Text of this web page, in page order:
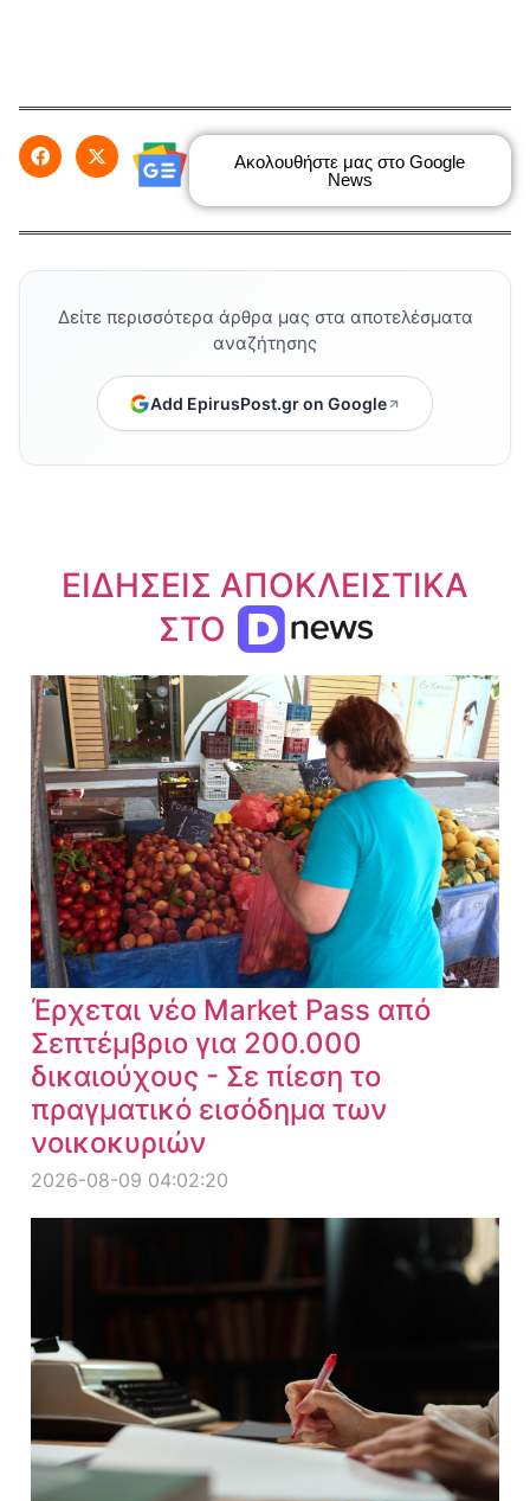
Ακολουθήστε μας στο Google
News
Δείτε περισσότερα άρθρα μας στα αποτελέσματα
αναζήτησης
Add EpirusPost.gr on Google
ΕΙΔΗΣΕΙΣ ΑΠΟΚΛΕΙΣΤΙΚΑ
ΣΤΟ
Έρχεται νέο Market Pass από
Σεπτέμβριο για 200.000
δικαιούχους - Σε πίεση το
πραγματικό εισόδημα των
νοικοκυριών
2026-08-09 04:02:20